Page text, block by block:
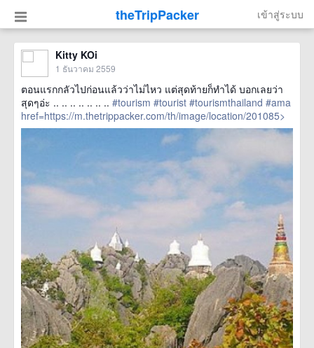
theTripPacker เข้าสู่ระบบ
Kitty KOi
1 ธันวาคม 2559
ตอนแรกกลัวไปก่อนแล้วว่าไม่ไหว แต่สุดท้ายก็ทำได้ บอกเลยว่า
สุดๆอ่ะ .. .. .. .. .. .. .. #tourism #tourist #tourismthailand #ama
href=https://m.thetrippacker.com/th/image/location/201085>
more